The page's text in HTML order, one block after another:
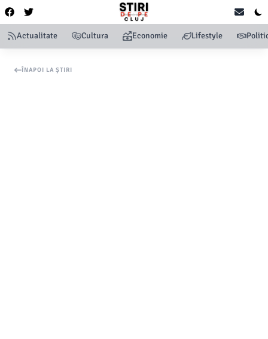
Actualitate Cultura Economie Lifestyle
ÎNAPOI LA ȘTIRI